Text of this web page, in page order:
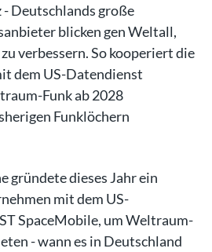
Deutschlands große
blicken gen Weltall,
verbessern. So kooperiert die
dem US-Datendienst
Funk ab 2028
Funklöchern
gründete dieses Jahr ein
mit dem US-
SpaceMobile, um Weltraum-
- wann es in Deutschland